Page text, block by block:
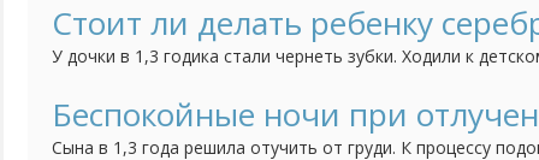
как вариант думаю может появление брата так
привычка грызть ногти. Сейчас дочке 3 года, а привычка
Стоит ли делать ребенку
У дочки в 1,3 годика стали чернеть зубки. Ходили к
сделать серебрение. Зубки мы чистим, но результат
теперь не знаю стоить ли делать процедуру серебрения
Беспокойные ночи при
Сына в 1,3 года решила отучить от груди. К процессу